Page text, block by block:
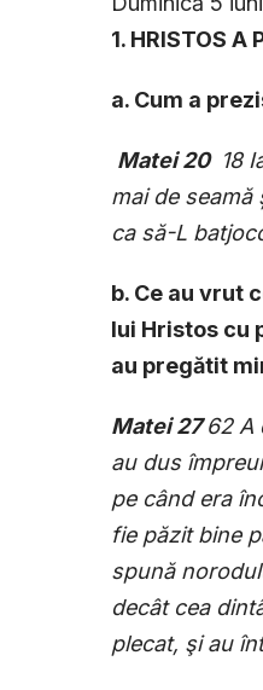
1. HRISTOS A
a. Cum a
Matei 20 18
mai de seamă
ca să-L
b. Ce au vrut
lui Hristos cu
au pregătit
Matei 2762 A
au dus
pe când era
fie păzit bine
spună
decât cea
plecat, şi au